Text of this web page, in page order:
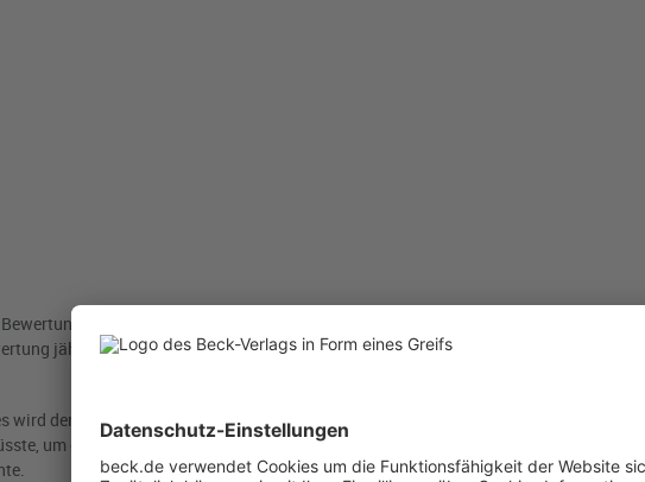
jährlich vorschüssiger und jährlich nachschüssiger Rentenzahlungen ein
wird der Kapitalwert der Rentenzahlungen
um die künftigen lebenslänglichen Rentenzahlungen finanzieren zu können. Er